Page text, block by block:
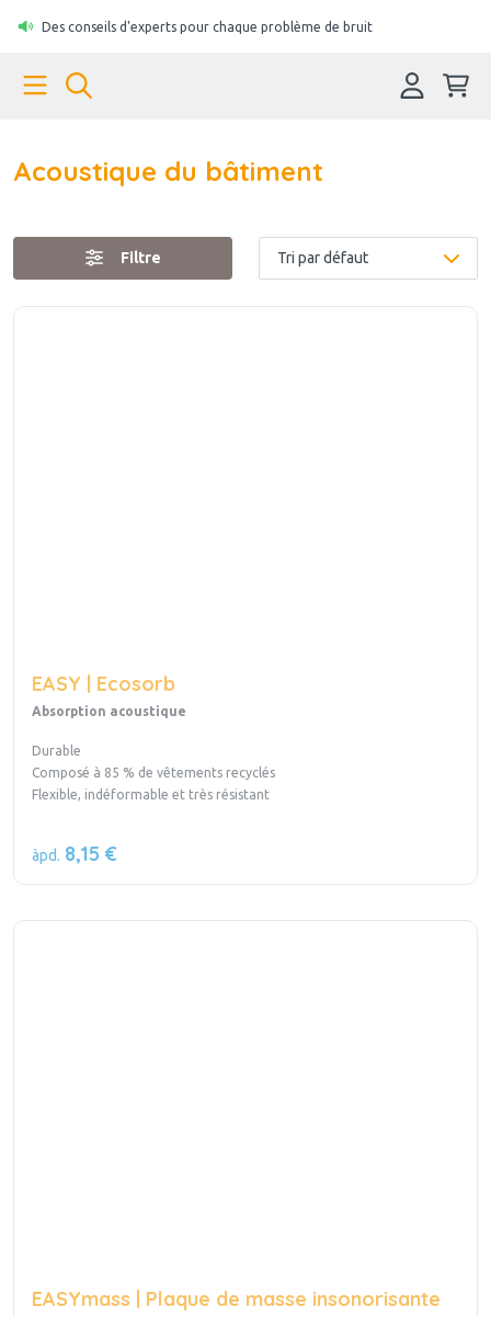
Des conseils d'experts pour chaque problème de bruit
Acoustique du bâtiment
Filtre
EASY | Ecosorb
Absorption acoustique
Durable
Composé à 85 % de vêtements recyclés
Flexible, indéformable et très résistant
àpd. 8,15 €
EASYmass | Plaque de masse insonorisante